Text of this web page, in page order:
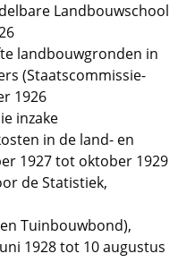
Landbouwschool
landbouwgronden in
(Staatscommissie-
1926
inzake
in de land- en
1927 tot oktober 1929
de Statistiek,
Tuinbouwbond),
1928 tot 10 augustus